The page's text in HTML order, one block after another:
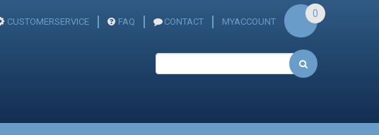
CUSTOMERSERVICE FAQ CONTACT MYACCOUNT
0